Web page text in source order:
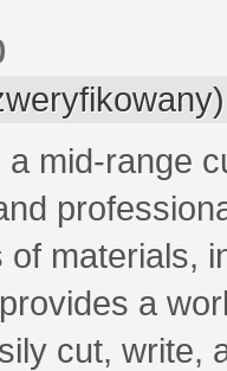
mid-range
of materials,
a
cut, write,